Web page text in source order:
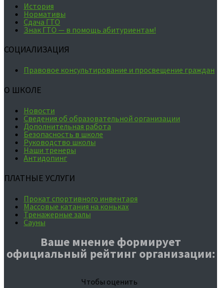
История
Нормативы
Сдача ГТО
Знак ГТО — в помощь абитуриентам!
СОЦИАЛИЗАЦИЯ
Правовое консультирование и просвещение граждан
О ШКОЛЕ
Новости
Сведения об образовательной организации
Дополнительная работа
Безопасность в школе
Руководство школы
Наши тренеры
Антидопинг
ПЛАТНЫЕ УСЛУГИ
Прокат спортивного инвентаря
Массовые катания на коньках
Тренажерные залы
Сауны
Ваше мнение формирует
официальный рейтинг организации:
Чтобы оценить